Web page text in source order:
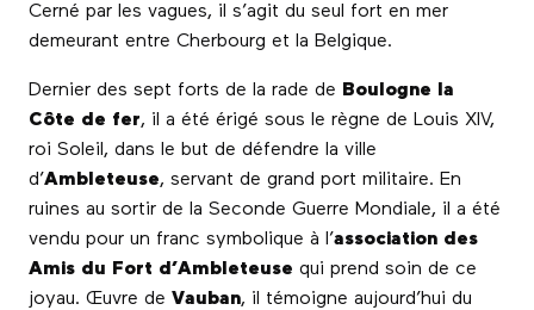
Cerné par les vagues, il s’agit du seul fort en mer
demeurant entre Cherbourg et la Belgique.
Dernier des sept forts de la rade de Boulogne la
Côte de fer, il a été érigé sous le règne de Louis XIV,
roi Soleil, dans le but de défendre la ville
d’Ambleteuse, servant de grand port militaire. En
ruines au sortir de la Seconde Guerre Mondiale, il a été
vendu pour un franc symbolique à l’association des
Amis du Fort d’Ambleteuse qui prend soin de ce
joyau. Œuvre de Vauban, il témoigne aujourd’hui du